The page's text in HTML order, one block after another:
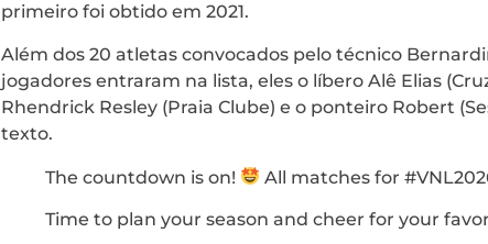
primeiro foi obtido em 2021.
Além dos 20 atletas convocados pelo técnico
jogadores entraram na lista, eles o líbero Alê Elias
Rhendrick Resley (Praia Clube) e o ponteiro Robert
texto.
The countdown is on! All matches for
Time to plan your season and cheer for your